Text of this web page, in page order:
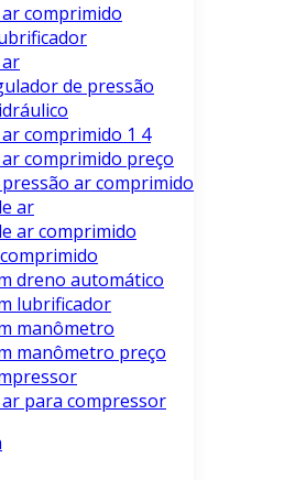
comprimido
de pressão
comprimido 1 4
comprimido preço
ar comprimido
ar
ar comprimido
dreno automático
lubrificador
manômetro
manômetro preço
para compressor